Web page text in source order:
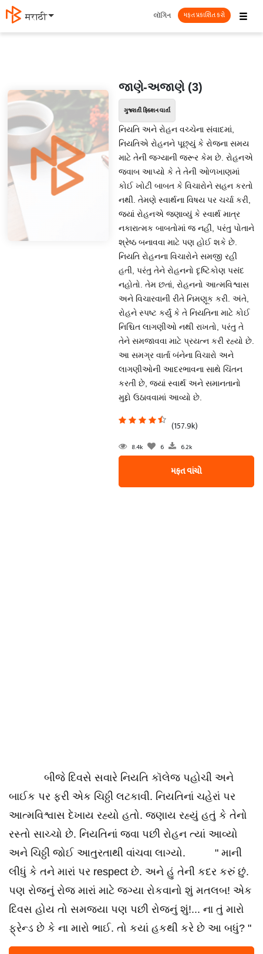
मराठी ☰
લૉગિન મફત પ્રકાશિત કરો
જાણે-અજાણે (3)
ગુજરાતી ફિક્શન વાર્તા
નિયતિ અને રોહન વચ્ચેના સંવાદમાં,
નિયતિએ રોહનને પૂછ્યું કે રોજના સમય
માટે તેની જગ્યાની જરૂર કેમ છે. રોહનએ
જવાબ આપ્યો કે તે તેની ઓળખાણમાં
કોઈ ખોટી બાબત કે વિચારોને સહન કરતો
નથી. તેમણે સ્વાર્થના વિષય પર ચર્ચા કરી,
જ્યાં રોહનએ જણાવ્યું કે સ્વાર્થ માત્ર
નકારાત્મક બાબતોમાં જ નહીં, પરંતુ પોતાને
શ્રેષ્ઠ બનાવવા માટે પણ હોઈ શકે છે.
નિયતિ રોહનના વિચારોને સમજી રહી
હતી, પરંતુ તેને રોહનનો દૃષ્ટિકોણ પસંદ
નહોતો. તેમ છતાં, રોહનનો આત્મવિશ્વાસ
અને વિચારવાની રીતે નિમણૂક કરી. અંતે,
રોહને સ્પષ્ટ કર્યું કે તે નિયતિના માટે કોઈ
નિશ્ચિત લાગણીઓ નથી રાખતો, પરંતુ તે
તેને સમજાવવા માટે પ્રયત્ન કરી રહ્યો છે.
આ સમગ્ર વાર્તા બંનેના વિચારો અને
લાગણીઓની આદરભાવના સાથે ચિંતન
કરતી છે, જ્યાં સ્વાર્થ અને સમાનતાનો
મુદ્દો ઉઠાવવામાં આવ્યો છે.
(157.9k)
8.4k 6 6.2k
મફત વાંચો
બીજે દિવસે સવારે નિયતિ કૉલેજ પહોચી અને
બાઈક પર ફરી એક ચિઠ્ઠી લટકાવી. નિયતિનાં ચહેરાં પર
આત્મવિશ્વાસ દેખાય રહ્યો હતો. જણાય રહ્યું હતું કે તેનો
રસ્તો સાચ્ચો છે. નિયતિનાં જવા પછી રોહન ત્યાં આવ્યો
અને ચિઠ્ઠી જોઈ આતુરતાથી વાંચવા લાગ્યો. " માની
લીધું કે તને મારાં પર respect છે. અને હું તેની કદર કરું છું.
પણ રોજનું રોજ મારાં માટે જગ્યા રોકવાનો શું મતલબ! એક
દિવસ હોય તો સમજ્યા પણ પછી રોજનું શું!... ના તું મારો
ફ્રેન્ડ છે કે ના મારો ભાઈ. તો કયાં હકથી કરે છે આ બધું? "